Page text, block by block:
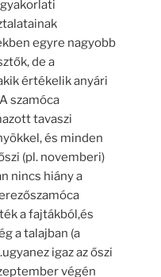
egyre nagyobb
de a
értékelik anyári
szamóca
tavaszi
és minden
(pl. novemberi)
nincs hiány a
a fajtákból,és
a talajban (a
igaz az őszi
végén